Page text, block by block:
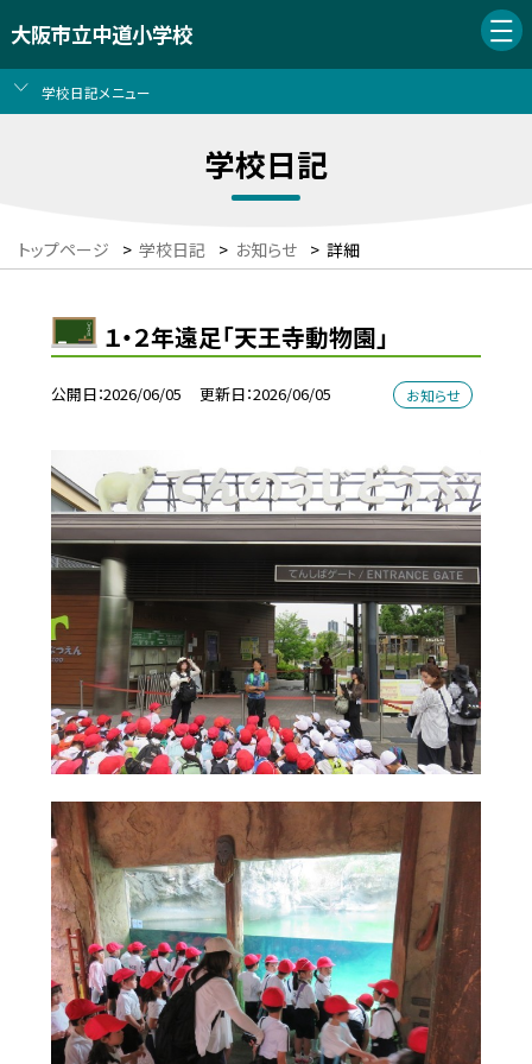
大阪市立中道小学校
学校日記メニュー
学校日記
トップページ > 学校日記 > お知らせ > 詳細
１・２年遠足「天王寺動物園」
公開日 2026/06/05 更新日 2026/06/05 お知らせ